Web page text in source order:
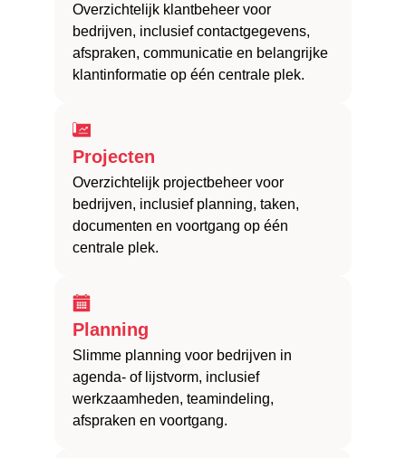
Overzichtelijk klantbeheer voor
bedrijven, inclusief contactgegevens,
afspraken, communicatie en belangrijke
klantinformatie op één centrale plek.
Projecten
Overzichtelijk projectbeheer voor
bedrijven, inclusief planning, taken,
documenten en voortgang op één
centrale plek.
Planning
Slimme planning voor bedrijven in
agenda- of lijstvorm, inclusief
werkzaamheden, teamindeling,
afspraken en voortgang.